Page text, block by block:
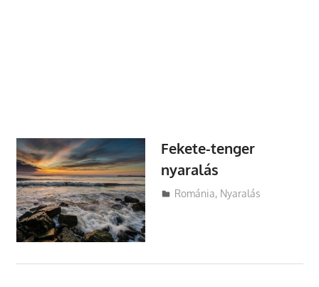
Fekete-tenger
nyaralás
Utazasok.org
Románia, Nyaralás